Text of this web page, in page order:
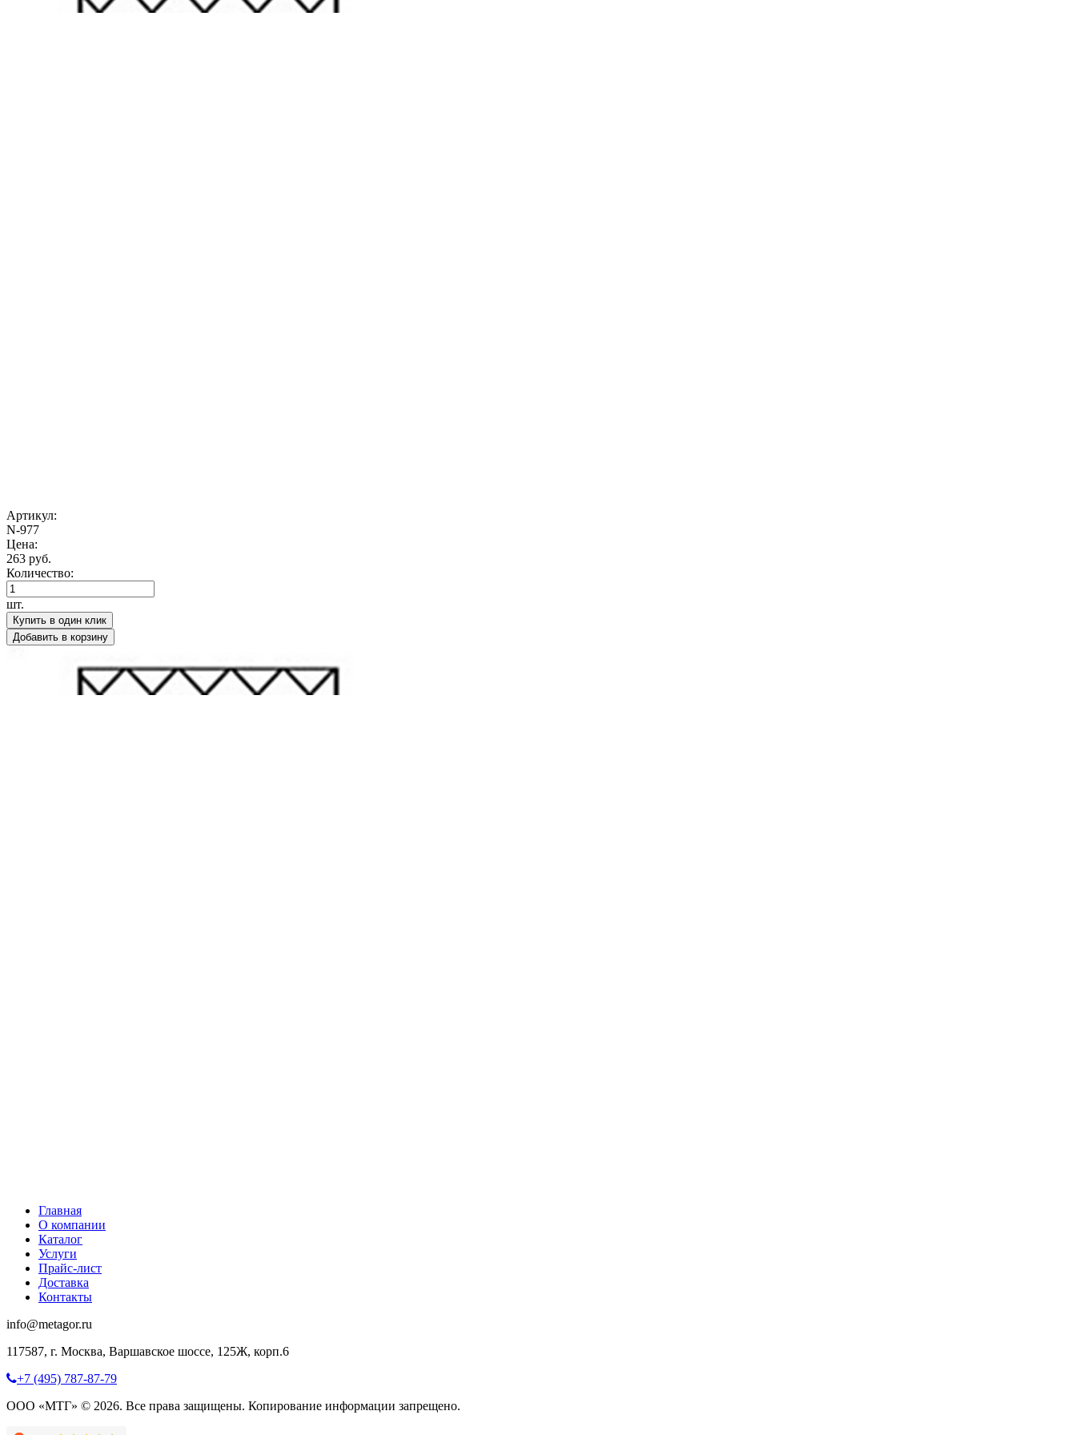
Артикул:
N-977
Цена:
263 руб.
Количество:
шт.
Купить в один клик
Добавить в корзину
Главная
О компании
Каталог
Услуги
Прайс-лист
Доставка
Контакты
info@metagor.ru
117587, г. Москва, Варшавское шоссе, 125Ж, корп.6
+7 (495) 787-87-79
ООО «МТГ» © 2026. Все права защищены. Копирование информации запрещено.